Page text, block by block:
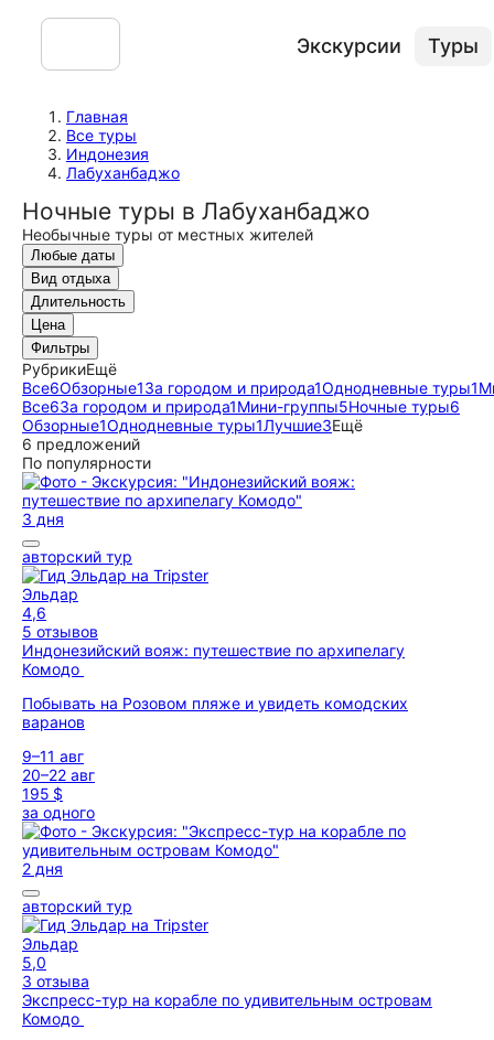
Экскурсии Туры
Главная
Все туры
Индонезия
Лабуханбаджо
Ночные туры в Лабуханбаджо
Необычные туры от местных жителей
Любые даты
Вид отдыха
Длительность
Цена
Фильтры
РубрикиЕщё
Все6Обзорные1За городом и природа1Однодневные туры1
Все6За городом и природа1Мини-группы5Ночные туры6
Обзорные1Однодневные туры1Лучшие3Ещё
6 предложений
По популярности
3 дня
авторский тур
Эльдар
4,6
5 отзывов
Индонезийский вояж: путешествие по архипелагу
Комодо
Побывать на Розовом пляже и увидеть комодских
варанов
9–11 авг
20–22 авг
195 $
за одного
2 дня
авторский тур
Эльдар
5,0
3 отзыва
Экспресс-тур на корабле по удивительным островам
Комодо